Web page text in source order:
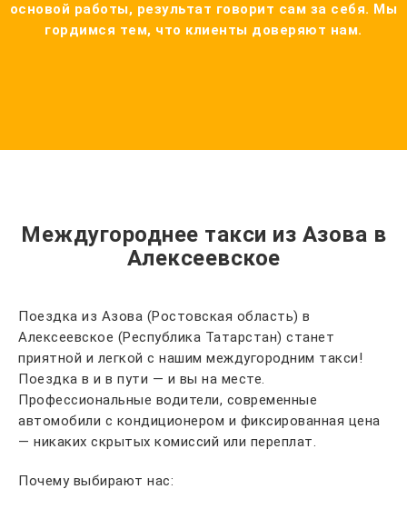
основой работы, результат говорит сам за себя. Мы
гордимся тем, что клиенты доверяют нам.
Междугороднее такси из Азова в
Алексеевское
Поездка из Азова (Ростовская область) в
Алексеевское (Республика Татарстан) станет
приятной и легкой с нашим междугородним такси!
Поездка в и в пути — и вы на месте.
Профессиональные водители, современные
автомобили с кондиционером и фиксированная цена
— никаких скрытых комиссий или переплат.
Почему выбирают нас: